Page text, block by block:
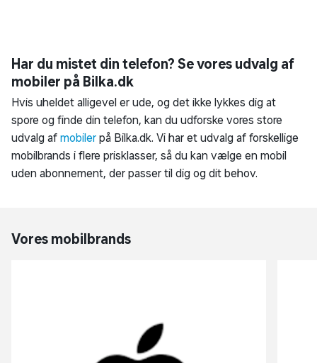
Har du mistet din telefon? Se vores udvalg af
mobiler på Bilka.dk
Hvis uheldet alligevel er ude, og det ikke lykkes dig at
spore og finde din telefon, kan du udforske vores store
udvalg af mobiler på Bilka.dk. Vi har et udvalg af forskellige
mobilbrands i flere prisklasser, så du kan vælge en mobil
uden abonnement, der passer til dig og dit behov.
Vores mobilbrands